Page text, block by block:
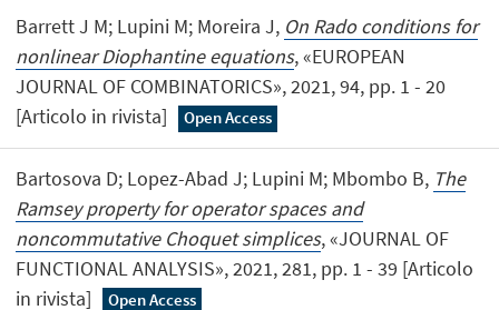
Barrett J M; Lupini M; Moreira J, On Rado conditions for
nonlinear Diophantine equations, «EUROPEAN
JOURNAL OF COMBINATORICS», 2021, 94, pp. 1 - 20
[Articolo in rivista]
Open Access
Bartosova D; Lopez-Abad J; Lupini M; Mbombo B, The
Ramsey property for operator spaces and
noncommutative Choquet simplices, «JOURNAL OF
FUNCTIONAL ANALYSIS», 2021, 281, pp. 1 - 39 [Articolo
in rivista]
Open Access